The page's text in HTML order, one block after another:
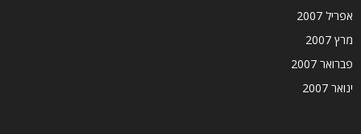
אפריל 2007
מרץ 2007
פברואר 2007
ינואר 2007